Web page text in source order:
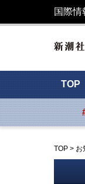
国際情
TOP
TOP > お